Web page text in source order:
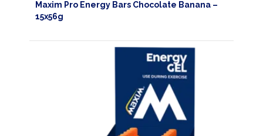
Maxim Pro Energy Bars Chocolate Banana –
15x56g